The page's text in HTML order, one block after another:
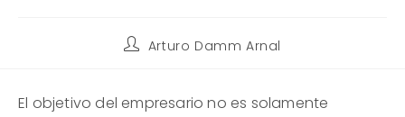
AutorArturo Damm Arnal
El objetivo del empresario no es solamente